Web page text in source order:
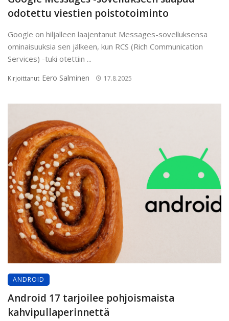
odotettu viestien poistotoiminto
Google on hiljalleen laajentanut Messages-sovelluksensa
ominaisuuksia sen jälkeen, kun RCS (Rich Communication
Services) -tuki otettiin ...
Kirjoittanut Eero Salminen 17.8.2025
ANDROID
Android 17 tarjoilee pohjoismaista
kahvipulla­perinnettä